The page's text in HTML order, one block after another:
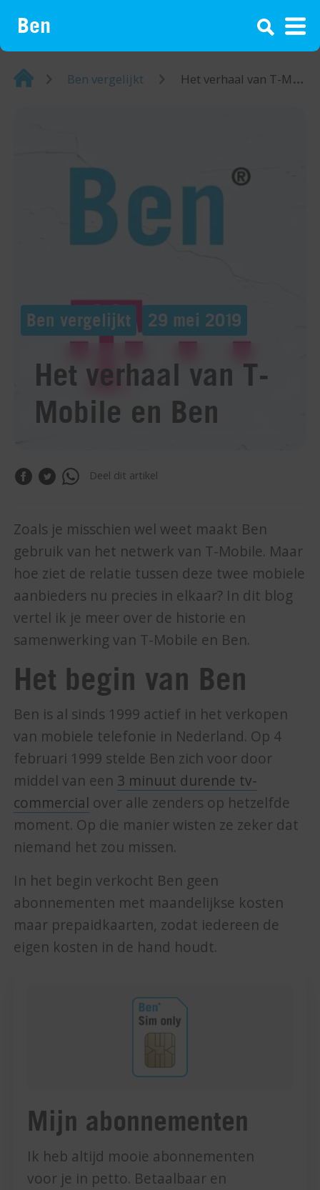
¡
Home Ben vergelijkt Het verhaal van T-Mobile en Ben
Ben vergelijkt 29 mei 2019
Het verhaal van T-
Mobile en Ben
Deel dit artikel
Zoals je misschien wel weet maakt Ben
gebruik van het netwerk van T-Mobile. Maar
hoe ziet de relatie tussen deze twee mobiele
aanbieders nu precies in elkaar? In dit blog
vertel ik je meer over de historie en
samenwerking van T-Mobile en Ben.
Het begin van Ben
Ben is al sinds 1999 actief in het verkopen
van mobiele telefonie in Nederland. Op 4
februari 1999 stelde Ben zich voor door
middel van een 3 minuut durende tv-
commercial over alle zenders op hetzelfde
moment. Op die manier wisten ze zeker dat
niemand het zou missen.
In het begin verkocht Ben geen
abonnementen met maandelijkse kosten
maar prepaidkaarten, zodat iedereen de
eigen kosten in de hand houdt.
Mijn abonnementen
Ik heb altijd mooie abonnementen
voor je in petto. Betaalbaar en